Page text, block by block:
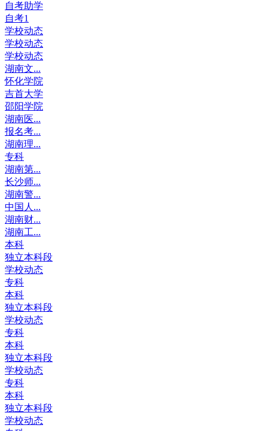
自考助学
自考1
学校动态
学校动态
学校动态
湖南文...
怀化学院
吉首大学
邵阳学院
湖南医...
报名考...
湖南理...
专科
湖南第...
长沙师...
湖南警...
中国人...
湖南财...
湖南工...
本科
独立本科段
学校动态
专科
本科
独立本科段
学校动态
专科
本科
独立本科段
学校动态
专科
本科
独立本科段
学校动态